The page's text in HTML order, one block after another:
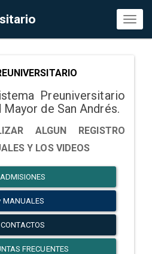
Preuniversitario
de San Andrés.
ALGUN REGISTRO
Y LOS VIDEOS
ADMISIONES
CONTACTOS
FRECUENTES